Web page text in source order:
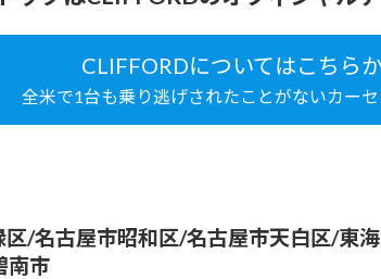
CLIFFORDについてはこちら
全米で1台も乗り逃げされたことがないカーセ
/名古屋市昭和区/名古屋市天白区/東
南市